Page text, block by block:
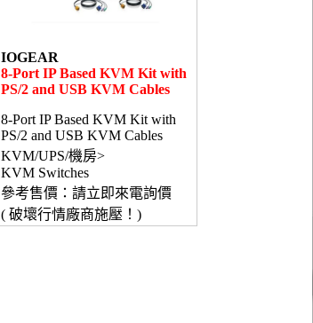
IOGEAR
8-Port IP Based KVM Kit with
PS/2 and USB KVM Cables
8-Port IP Based KVM Kit with
PS/2 and USB KVM Cables
KVM/UPS/機房>
KVM Switches
參考售價：請立即來電詢價
( 破壞行情廠商施壓！)